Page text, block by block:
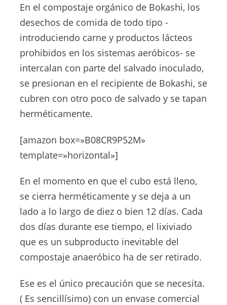
En el compostaje orgánico de Bokashi, los
desechos de comida de todo tipo -
introduciendo carne y productos lácteos
prohibidos en los sistemas aeróbicos- se
intercalan con parte del salvado inoculado,
se presionan en el recipiente de Bokashi, se
cubren con otro poco de salvado y se tapan
herméticamente.
[amazon box=»B08CR9P52M»
template=»horizontal»]
En el momento en que el cubo está lleno,
se cierra herméticamente y se deja a un
lado a lo largo de diez o bien 12 días. Cada
dos días durante ese tiempo, el lixiviado
que es un subproducto inevitable del
compostaje anaeróbico ha de ser retirado.
Ese es el único precaución que se necesita.
( Es sencillísimo) con un envase comercial